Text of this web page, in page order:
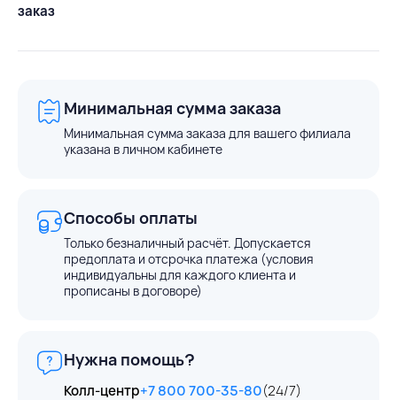
заказ
Минимальная сумма заказа
Минимальная сумма заказа для вашего филиала
указана в личном кабинете
Способы оплаты
Только безналичный расчёт. Допускается
предоплата и отсрочка платежа (условия
индивидуальны для каждого клиента и
прописаны в договоре)
Нужна помощь?
Колл-центр+7 800 700-35-80(24/7)